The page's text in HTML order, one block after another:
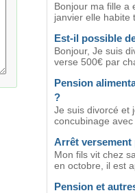
Bonjour ma fille a
janvier elle habite
Est-il possible
Bonjour, Je suis
verse 500€ par
Pension
?
Je suis divorcé et
concubinage avec
Arrêt versement
Mon fils vit chez
en octobre, il est
Pension et